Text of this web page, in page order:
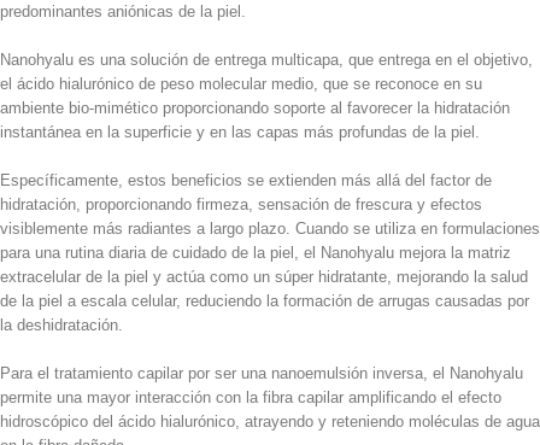
predominantes aniónicas de la piel.
Nanohyalu es una solución de entrega multicapa, que entrega en el objetivo,
el ácido hialurónico de peso molecular medio, que se reconoce en su
ambiente bio-mimético proporcionando soporte al favorecer la hidratación
instantánea en la superficie y en las capas más profundas de la piel.
Específicamente, estos beneficios se extienden más allá del factor de
hidratación, proporcionando firmeza, sensación de frescura y efectos
visiblemente más radiantes a largo plazo. Cuando se utiliza en formulaciones
para una rutina diaria de cuidado de la piel, el Nanohyalu mejora la matriz
extracelular de la piel y actúa como un súper hidratante, mejorando la salud
de la piel a escala celular, reduciendo la formación de arrugas causadas por
la deshidratación.
Para el tratamiento capilar por ser una nanoemulsión inversa, el Nanohyalu
permite una mayor interacción con la fibra capilar amplificando el efecto
hidroscópico del ácido hialurónico, atrayendo y reteniendo moléculas de agua